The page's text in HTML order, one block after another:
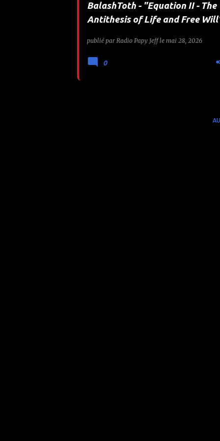
BalashToth - "Equation II - The
Antithesis of Life and Free
publié par Radio Papy Jeff le mai 28, 2026
0